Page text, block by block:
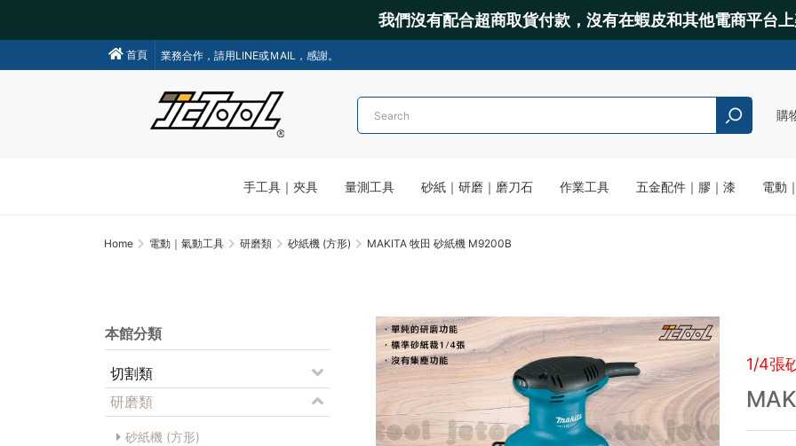
我們沒有配合超商取貨付款，沒有在蝦皮和其他電商平台
首頁 我們不會主動聯絡操作各類金融交易，請小心詐騙!
購
手工具｜夾具 量測工具 砂紙｜研磨｜磨刀石 作業工具 五金配件｜膠｜漆 電動
Home 電動｜氣動工具 研磨類 砂紙機 (方形) MAKITA 牧田 砂紙機 M9200B
本館分類
切割類
研磨類
砂紙機 (方形)
1/4張